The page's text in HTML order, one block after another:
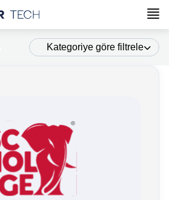
Kategoriye göre filtrele